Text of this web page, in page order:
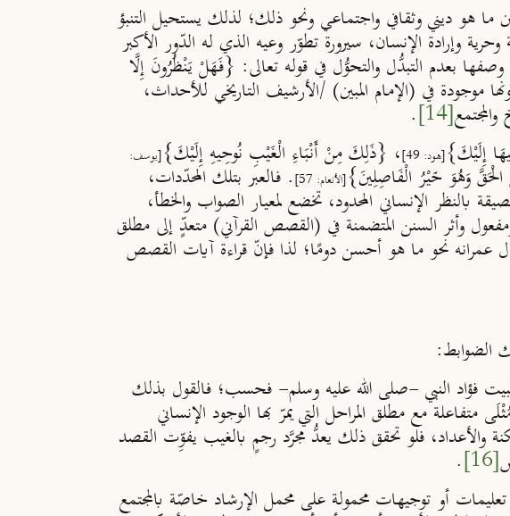
ما هو ديني وثقافي واجتماعي ونحو ذلك؛ لذلك يستحيل التنبؤ
وإرادة الإنسان، سيرورة تطوّر وعيه الذي له الدّور الأكبر
بعدم التبدُّل والتحوُّل في قوله تعالى: {فَهَلْ يَنْظُرُونَ إِلَّا
موجودة في (الإمام المبين) /الأرشيف التاريخي للأحداث،
[14]
.
إِلَيْكَ}[هود: 49] ، {ذَلِكَ مِنْ أَنْبَاءِ الْغَيْبِ نُوحِيهِ إِلَيْكَ}[يوسف:
وَهُوَ خَيْرُ الْفَاصِلِينَ}[الأنعام: 57] . فالعبر بتلك المحدّدات،
بالنظر الإنساني المحدود، تخضع لمعيار الصواب والخطأ،
وأثر السنن المتضمنة في (القصص القرآني) متعدٍّ إلى مطلق
عمرانه نحو ما هو أحسن دومًا؛ لذا فإنّ قراءة آيات القصص
الضوابط:
فؤاد النبي -صلى الله عليه وسلم- فحسب؛ فالقول بذلك
مع مطلق المراحل التي يمرّ بها الوجود الإنساني
والأعداد، فلو تحقق ذلك يعدُّ مجرَّد رجمٍ بالغيب يفوِّت القصد
[16]
.
أو توجيهات محمولة على محمل الإرشاد خاصّة بالمجتمع